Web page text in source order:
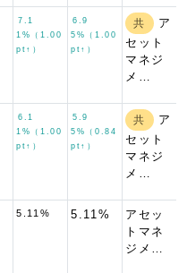
7.1
1%（1.00
pt↑）
6.9
5%（1.00
pt↑）
共
ア
セット
マネジ
メ…
6.1
1%（1.00
pt↑）
5.9
5%（0.84
pt↑）
共
ア
セット
マネジ
メ…
5.11% 5.11%
アセッ
トマネ
ジメ…